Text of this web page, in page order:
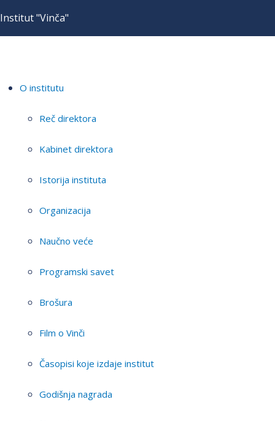
Institut "Vinča"
O institutu
Reč direktora
Kabinet direktora
Istorija instituta
Organizacija
Naučno veće
Programski savet
Brošura
Film o Vinči
Časopisi koje izdaje institut
Godišnja nagrada